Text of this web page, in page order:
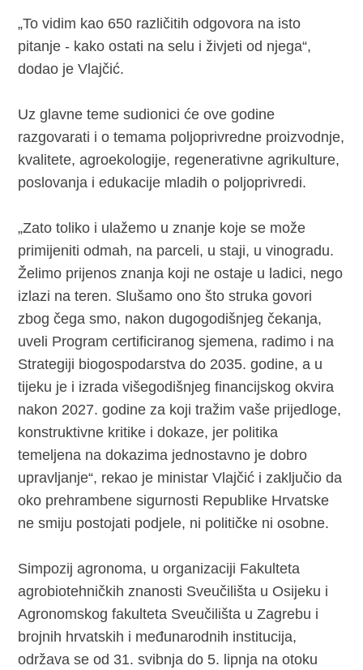
„To vidim kao 650 različitih odgovora na isto
pitanje - kako ostati na selu i živjeti od njega“,
dodao je Vlajčić.
Uz glavne teme sudionici će ove godine
razgovarati i o temama poljoprivredne proizvodnje,
kvalitete, agroekologije, regenerativne agrikulture,
poslovanja i edukacije mladih o poljoprivredi.
„Zato toliko i ulažemo u znanje koje se može
primijeniti odmah, na parceli, u staji, u vinogradu.
Želimo prijenos znanja koji ne ostaje u ladici, nego
izlazi na teren. Slušamo ono što struka govori
zbog čega smo, nakon dugogodišnjeg čekanja,
uveli Program certificiranog sjemena, radimo i na
Strategiji biogospodarstva do 2035. godine, a u
tijeku je i izrada višegodišnjeg financijskog okvira
nakon 2027. godine za koji tražim vaše prijedloge,
konstruktivne kritike i dokaze, jer politika
temeljena na dokazima jednostavno je dobro
upravljanje“, rekao je ministar Vlajčić i zaključio da
oko prehrambene sigurnosti Republike Hrvatske
ne smiju postojati podjele, ni političke ni osobne.
Simpozij agronoma, u organizaciji Fakulteta
agrobiotehničkih znanosti Sveučilišta u Osijeku i
Agronomskog fakulteta Sveučilišta u Zagrebu i
brojnih hrvatskih i međunarodnih institucija,
održava se od 31. svibnja do 5. lipnja na otoku